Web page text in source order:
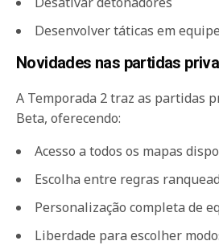
Desenvolver táticas em equipe
Novidades nas partidas
A Temporada 2 traz as partidas
Beta, oferecendo:
Acesso a todos os mapas
Escolha entre regras
Personalização completa de
Liberdade para escolher